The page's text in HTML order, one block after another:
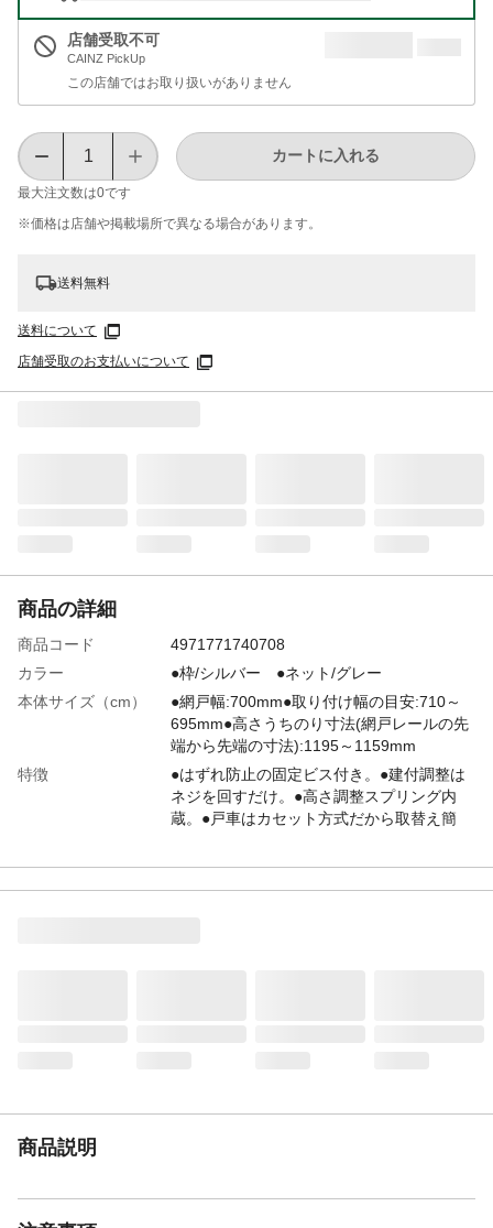
店舗受取不可
CAINZ PickUp
この店舗ではお取り扱いがありません
最大注文数は0です
カートに入れる
※価格は​店舗や​掲載場所で​異なる​場合が​あります。
送料無料
送料について
店舗受取のお支払いについて
商品の詳細
商品コード
4971771740708
カラー
●枠/シルバー ●ネット/グレー
本体サイズ（cm）
●網戸幅:700mm●取り付け幅の目安:710～
695mm●高さうちのり寸法(網戸レールの先
端から先端の寸法):1195～1159mm
特徴
●はずれ防止の固定ビス付き。●建付調整は
ネジを回すだけ。●高さ調整スプリング内
蔵。●戸車はカセット方式だから取替え簡
商品説明